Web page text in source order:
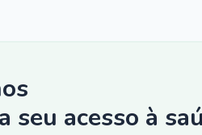
acesso à